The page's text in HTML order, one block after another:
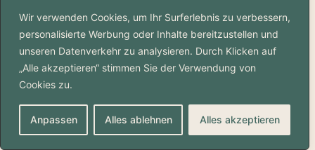
Wir verwenden Cookies, um Ihr Surferlebnis zu verbessern,
personalisierte Werbung oder Inhalte bereitzustellen und
unseren Datenverkehr zu analysieren. Durch Klicken auf
„Alle akzeptieren“ stimmen Sie der Verwendung von
Cookies zu.
Anpassen Alles ablehnen Alles akzeptieren